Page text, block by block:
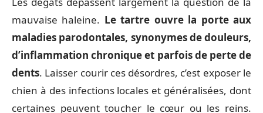
mauvaise haleine. Le tartre ouvre la porte aux
maladies parodontales, synonymes de douleurs,
d’inflammation chronique et parfois de perte de
dents. Laisser courir ces désordres, c’est exposer le
chien à des infections locales et généralisées, dont
certaines peuvent toucher le cœur ou les reins.